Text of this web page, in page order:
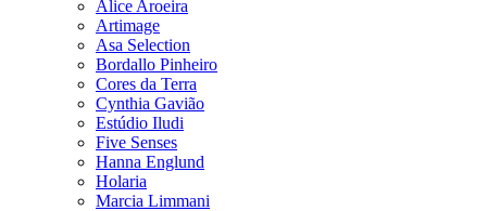
Alice Aroeira
Artimage
Asa Selection
Bordallo Pinheiro
Cores da Terra
Cynthia Gavião
Estúdio Iludi
Five Senses
Hanna Englund
Holaria
Marcia Limmani